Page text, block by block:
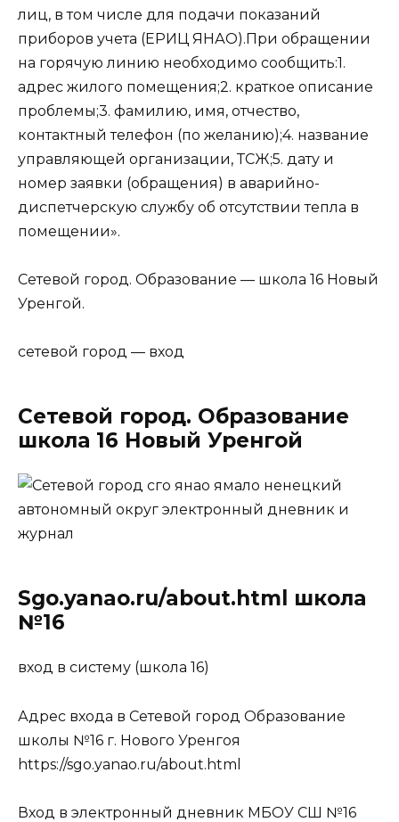
лиц, в том числе для подачи показаний
приборов учета (ЕРИЦ ЯНАО).При обращении
на горячую линию необходимо сообщить:1.
адрес жилого помещения;2. краткое описание
проблемы;3. фамилию, имя, отчество,
контактный телефон (по желанию);4. название
управляющей организации, ТСЖ;5. дату и
номер заявки (обращения) в аварийно-
диспетчерскую службу об отсутствии тепла в
помещении».
Сетевой город. Образование — школа 16 Новый
Уренгой.
сетевой город — вход
Сетевой город. Образование
школа 16 Новый Уренгой
Sgo.yanao.ru/about.html школа
№16
вход в систему (школа 16)
Адрес входа в Сетевой город Образование
школы №16 г. Нового Уренгоя
https://sgo.yanao.ru/about.html
Вход в электронный дневник МБОУ СШ №16